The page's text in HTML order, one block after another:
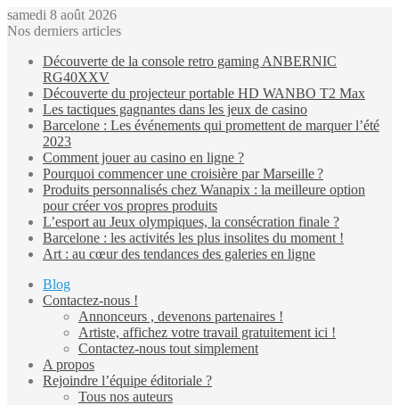
samedi 8 août 2026
Nos derniers articles
Découverte de la console retro gaming ANBERNIC
RG40XXV
Découverte du projecteur portable HD WANBO T2 Max
Les tactiques gagnantes dans les jeux de casino
Barcelone : Les événements qui promettent de marquer l’été
2023
Comment jouer au casino en ligne ?
Pourquoi commencer une croisière par Marseille ?
Produits personnalisés chez Wanapix : la meilleure option
pour créer vos propres produits
L’esport au Jeux olympiques, la consécration finale ?
Barcelone : les activités les plus insolites du moment !
Art : au cœur des tendances des galeries en ligne
Blog
Contactez-nous !
Annonceurs , devenons partenaires !
Artiste, affichez votre travail gratuitement ici !
Contactez-nous tout simplement
A propos
Rejoindre l’équipe éditoriale ?
Tous nos auteurs